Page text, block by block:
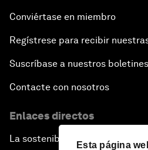
Esta página
Conviértase en miembro
Regístrese para recibir
Suscríbase a nuestros boletines
Contacte con nosotros
Enlaces directos
La sostenibilidad en el Foro